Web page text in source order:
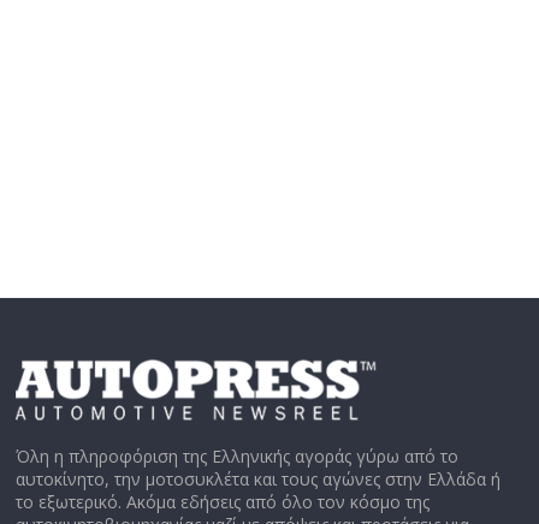
Όλη η πληροφόριση της Ελληνικής αγοράς γύρω από το
αυτοκίνητο, την μοτοσυκλέτα και τους αγώνες στην Ελλάδα ή
το εξωτερικό. Ακόμα εδήσεις από όλο τον κόσμο της